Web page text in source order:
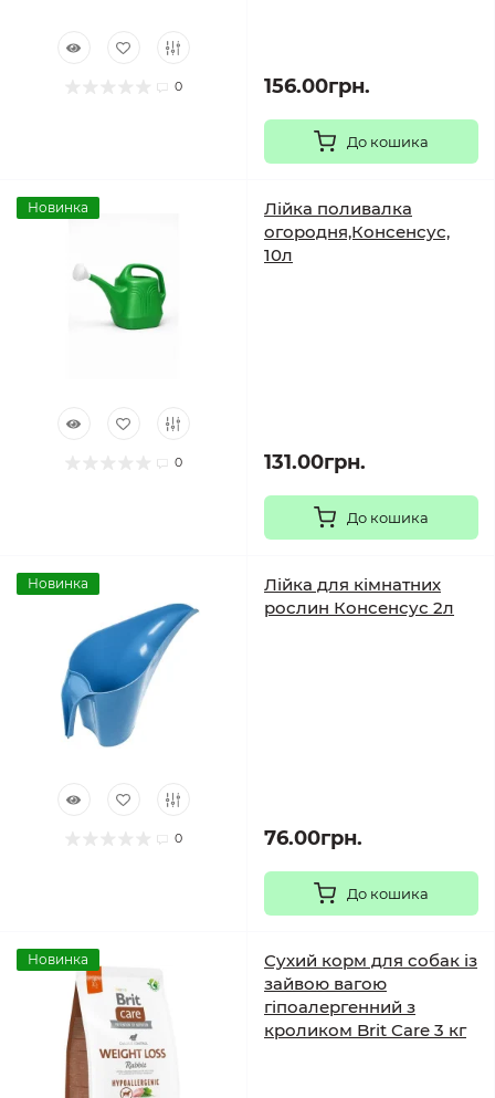
0 156.00грн.
До кошика
Новинка
0
Лійка поливалка
огородня,Консенсус,
10л
131.00грн.
До кошика
Новинка
0
Лійка для кімнатних
рослин Консенсус 2л
76.00грн.
До кошика
Новинка
Сухий корм для собак із
зайвою вагою
гіпоалергенний з
кроликом Brit Care 3 кг